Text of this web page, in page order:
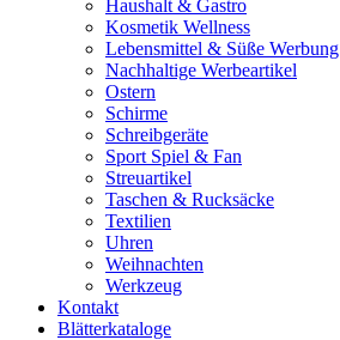
Haushalt & Gastro
Kosmetik Wellness
Lebensmittel & Süße Werbung
Nachhaltige Werbeartikel
Ostern
Schirme
Schreibgeräte
Sport Spiel & Fan
Streuartikel
Taschen & Rucksäcke
Textilien
Uhren
Weihnachten
Werkzeug
Kontakt
Blätterkataloge